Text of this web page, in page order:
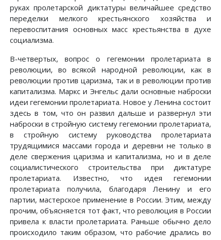
руках пролетарской диктатуры величайшее средство
переделки мелкого крестьянского хозяйства и
перевоспитания основных масс крестьянства в духе
социализма.
В-четвертых, вопрос о гегемонии пролетариата в
революции, во всякой народной революции, как в
революции против царизма, так и в революции против
капитализма. Маркс и Энгельс дали основные наброски
идеи гегемонии пролетариата. Новое у Ленина состоит
здесь в том, что он развил дальше и развернул эти
наброски в стройную систему гегемонии пролетариата,
в стройную систему руководства пролетариата
трудящимися массами города и деревни не только в
деле свержения царизма и капитализма, но и в деле
социалистического строительства при диктатуре
пролетариата. Известно, что идея гегемонии
пролетариата получила, благодаря Ленину и его
партии, мастерское применение в России. Этим, между
прочим, объясняется тот факт, что революция в России
привела к власти пролетариата. Раньше обычно дело
происходило таким образом, что рабочие дрались во